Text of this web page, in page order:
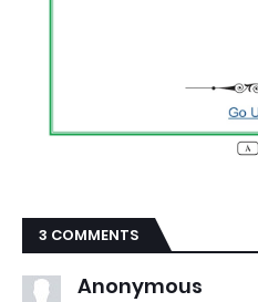
3 COMMENTS
Anonymous